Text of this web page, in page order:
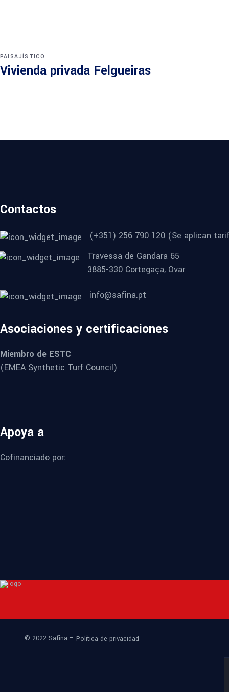
PAISAJÍSTICO
Vivienda privada Felgueiras
Contactos
(+351) 256 790 120 (Se aplican
Travessa de Gandara 65
3885-330 Cortegaça, Ovar
info@safina.pt
Asociaciones y certificaciones
Miembro de ESTC
(EMEA Synthetic Turf Council)
Apoya a
Cofinanciado por:
© 2022 Safina – Política de privacidad